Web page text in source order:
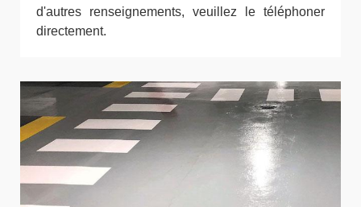
d'autres renseignements, veuillez le téléphoner
directement.